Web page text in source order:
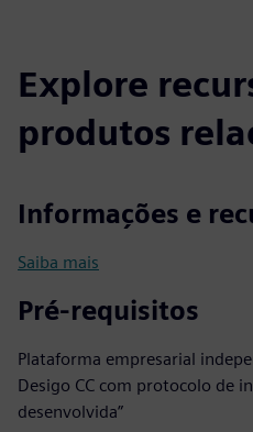
Explore
produtos
Informações e
Saiba mais
Pré-requisitos
Plataforma empresarial
Desigo CC com protocolo de
desenvolvida”